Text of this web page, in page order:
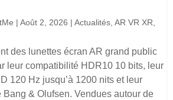
|Août 2, 2026 |Actualités ,AR VR XR
des lunettes écran AR grand public
leur compatibilité HDR10 10 bits, leur
120 Hz jusqu’à 1200 nits et leur
& Olufsen. Vendues autour de